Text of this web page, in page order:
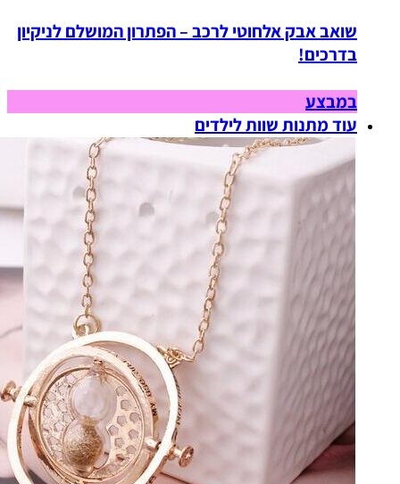
שואב אבק אלחוטי לרכב – הפתרון המושלם לניקיון
בדרכים!
במבצע
עוד מתנות שוות לילדים